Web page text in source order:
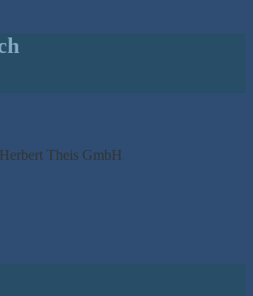
Theis GmbH